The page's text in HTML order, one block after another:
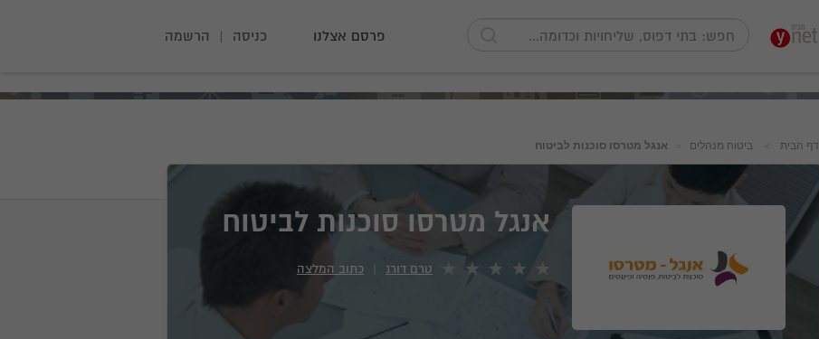
הרשמה | כניסה פרסם אצלנו
דף הבית ביטוח מנהלים אנגל מטרסו סוכנות לביטוח
אנגל מטרסו סוכנות לביטוח
טרם דורג כתוב המלצה